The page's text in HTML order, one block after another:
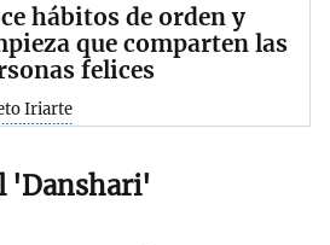
hábitos de orden y
que comparten las
felices
Iriarte
'Danshari'